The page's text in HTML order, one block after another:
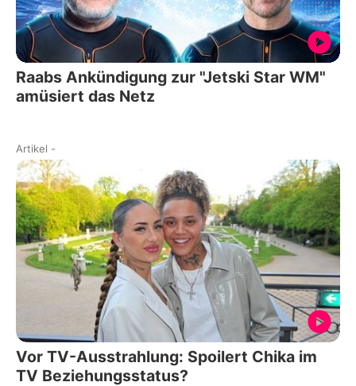
Raabs Ankündigung zur "Jetski Star WM"
amüsiert das Netz
Artikel -
Vor TV-Ausstrahlung: Spoilert Chika im
TV Beziehungsstatus?